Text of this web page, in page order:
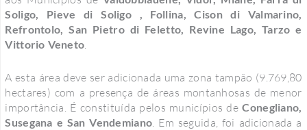
Soligo, Pieve di Soligo , Follina, Cison di Valmarino,
Refrontolo, San Pietro di Feletto, Revine Lago, Tarzo e
Vittorio Veneto.
A esta área deve ser adicionada uma zona tampão (9.769,80
hectares) com a presença de áreas montanhosas de menor
importância. É constituída pelos municípios deConegliano,
Susegana e San Vendemiano. Em seguida, foi adicionada a